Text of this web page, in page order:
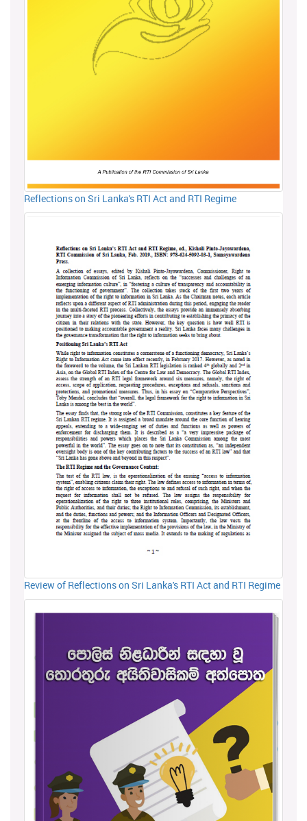
Reflections on Sri Lanka's RTI Act and RTI Regime
Review of Reflections on Sri Lanka's RTI Act and RTI Regime